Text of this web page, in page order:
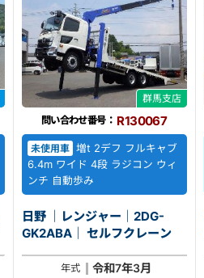
群馬支店
問い合わせ番号： R130067
未使用車 増t 2デフ フルキャブ
6.4m ワイド 4段 ラジコン ウィ
ンチ 自動歩み
日野 ｜レンジャー｜2DG-
GK2ABA｜ セルフクレーン
年式 令和7年3月